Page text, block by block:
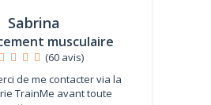
Sabrina
musculaire
(60 avis)
de me contacter via la
TrainMe avant toute